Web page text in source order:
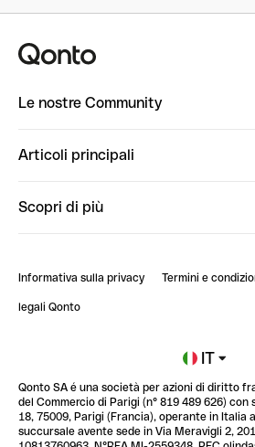
Le nostre Community
PowerUp
Articoli principali
StrongHer Mentorship | Notion: come
Scopri di più
Blog
Glossario finanziario
Informativa sulla privacy Termini e
legali Qonto
IT
Qonto SA é una società per azioni di diritto
del Commercio di Parigi (n° 819 489 626) con
18, 75009, Parigi (Francia), operante in Italia
succursale avente sede in Via Meravigli 2,